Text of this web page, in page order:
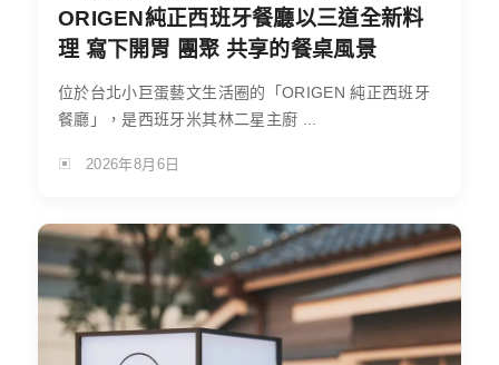
ORIGEN純正西班牙餐廳以三道全新料
理 寫下開胃 團聚 共享的餐桌風景
位於台北小巨蛋藝文生活圈的「ORIGEN 純正西班牙
餐廳」，是西班牙米其林二星主廚 ...
2026年8月6日